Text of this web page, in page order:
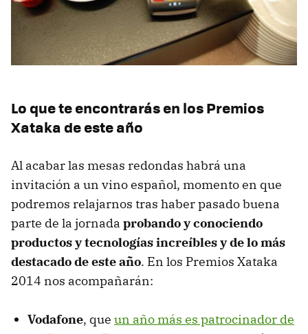
Lo que te encontrarás en los Premios
Xataka de este año
Al acabar las mesas redondas habrá una
invitación a un vino español, momento en que
podremos relajarnos tras haber pasado buena
parte de la jornada probando y conociendo
productos y tecnologías increíbles y de lo más
destacado de este año. En los Premios Xataka
2014 nos acompañarán:
Vodafone, que un año más es patrocinador de